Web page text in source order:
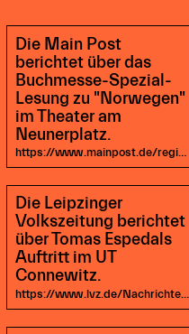
Die Main Post
berichtet über das
Buchmesse-Spezial-
Lesung zu "Norwegen"
im Theater am
Neunerplatz.
https://www.mainpost.de/regional/wuerzburg/Buchmesse-Spezial-Norwegen-Lesung-im-Theater-am-Neunerplatz;art735,10340645?fbclid=IwAR2Azx6kYXb1XaXpZGj681vs1xxhOZkN0tB_-d_G_GU84ur7twOyon9j4iE
Die Leipzinger
Volkszeitung berichtet
über Tomas Espedals
Auftritt im UT
Connewitz.
https://www.lvz.de/Nachrichten/Kultur/Kultur-Regional/Tomas-Espedal-macht-eine-merkwuerdige-Ankuendigung-Meine-letzte-Lesung